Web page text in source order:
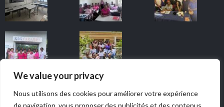
We value your privacy
Nous utilisons des cookies pour améliorer votre expérience
de navigation, vous proposer des publicités et des contenus